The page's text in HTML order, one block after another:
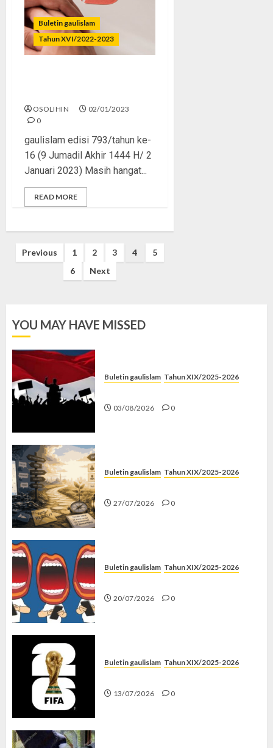
Buletin gaulislam
Tahun XVI/2022-2023
OSOLIHIN
02/01/2023
0
gaulislam edisi 793/tahun ke-
16 (9 Jumadil Akhir 1444 H/ 2
Januari 2023) Masih hangat...
READ MORE
Posts
pagination
Previous 1 2 3 4
5
6
Next
YOU MAY HAVE MISSED
Buletin gaulislam Tahun XIX/2025-2026
03/08/2026 0
Buletin gaulislam Tahun XIX/2025-2026
27/07/2026 0
Buletin gaulislam Tahun XIX/2025-2026
20/07/2026 0
Buletin gaulislam Tahun XIX/2025-2026
13/07/2026 0